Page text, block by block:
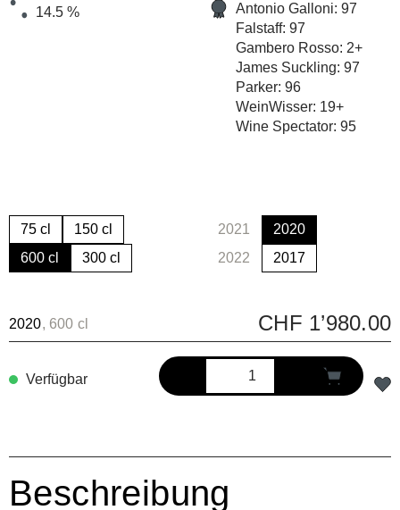
14.5 %
Antonio Galloni: 97
Falstaff: 97
Gambero Rosso: 2+
James Suckling: 97
Parker: 96
WeinWisser: 19+
Wine Spectator: 95
75 cl
150 cl
600 cl
300 cl
2021
2020
2022
(Diese Option ist zurzeit
2017
2020, 600 cl CHF 1’980.00
Verfügbar
Beschreibung